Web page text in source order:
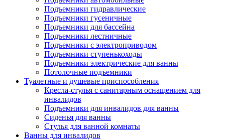
Подъемники гидравлические
Подъемники гусеничные
Подъемники для бассейна
Подъемники лестничные
Подъемники с электроприводом
Подъемники ступенькоходы
Подъемники электрические для ванны
Потолочные подъемники
Туалетные и душевые приспособления
Кресла-стулья с санитарным оснащением для
инвалидов
Подъемники для инвалидов для ванны
Сиденья для ванны
Стулья для ванной комнаты
Ванны для инвалидов